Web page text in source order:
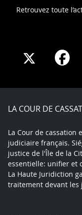
Retrouvez toute
Share
X
LA COUR DE
La Cour de cassation
judiciaire français.
justice de l'Île de la
essentielle: unifier et
La Haute Juridiction
traitement devant les